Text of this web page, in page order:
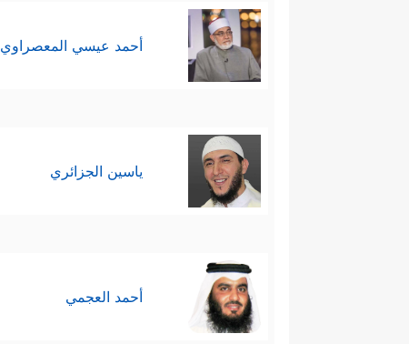
أحمد عيسي المعصراوي
ياسين الجزائري
أحمد العجمي